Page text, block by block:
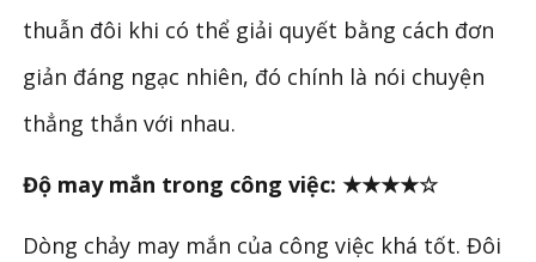
thuẫn đôi khi có thể giải quyết bằng cách đơn
giản đáng ngạc nhiên, đó chính là nói chuyện
thẳng thắn với nhau.
Độ may mắn trong công việc: ★★★★☆
Dòng chảy may mắn của công việc khá tốt. Đôi